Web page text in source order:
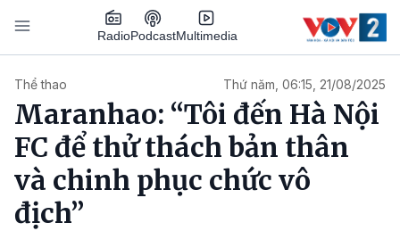
Nhảy đến nội dung
RadioPodcastMultimedia
Thể thao Thứ năm, 06:15, 21/08/2025
Maranhao: “Tôi đến Hà Nội
FC để thử thách bản thân
và chinh phục chức vô
địch”